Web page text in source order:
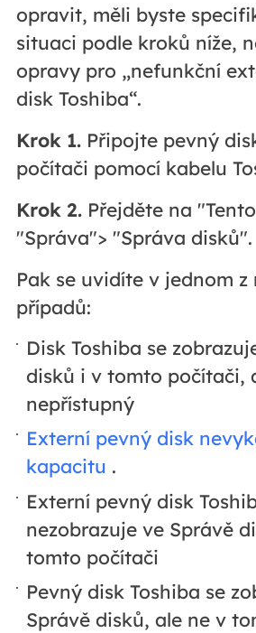
opravit, měli byste
situaci podle kroků níže,
opravy pro „nefunkční
disk Toshiba“.
Krok 1.Připojte pevný
počítači pomocí kabelu
Krok 2.Přejděte na
"Správa"> "Správa disků".
Pak se uvidíte v jednom z
případů:
Disk Toshiba se
disků i v tomto počítači,
nepřístupný
Externí pevný disk
kapacitu .
Externí pevný disk
nezobrazuje ve Správě
tomto počítači
Pevný disk Toshiba se
Správě disků, ale ne v